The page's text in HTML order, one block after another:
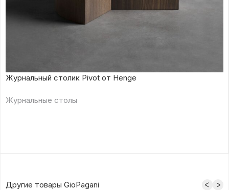
Журнальный столик Pivot от Henge
Журнальные столы
Другие товары GioPagani